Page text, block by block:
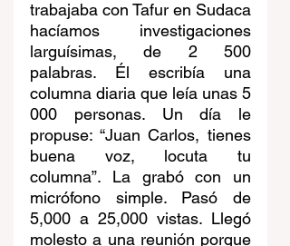
trabajaba con Tafur en Sudaca
hacíamos investigaciones
larguísimas, de 2 500
palabras. Él escribía una
columna diaria que leía unas 5
000 personas. Un día le
propuse: “Juan Carlos, tienes
buena voz, locuta tu
columna”. La grabó con un
micrófono simple. Pasó de
5,000 a 25,000 vistas. Llegó
molesto a una reunión porque